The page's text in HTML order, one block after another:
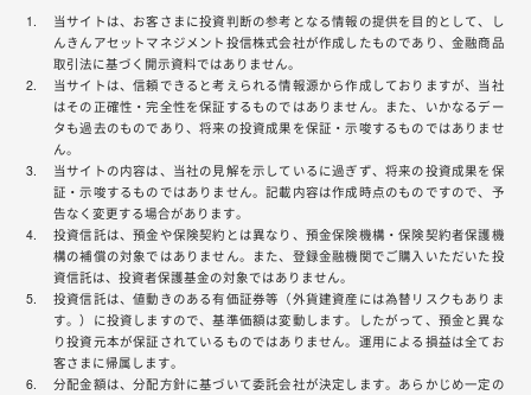
当サイトは、お客さまに投資判断の参考となる情報の提供を目的として、し
んきんアセットマネジメント投信株式会社が作成したものであり、金融商品
取引法に基づく開示資料ではありません。
当サイトは、信頼できると考えられる情報源から作成しておりますが、当社
はその正確性・完全性を保証するものではありません。また、いかなるデー
タも過去のものであり、将来の投資成果を保証・示唆するものではありませ
ん。
当サイトの内容は、当社の見解を示しているに過ぎず、将来の投資成果を保
証・示唆するものではありません。記載内容は作成時点のものですので、予
告なく変更する場合があります。
投資信託は、預金や保険契約とは異なり、預金保険機構・保険契約者保護機
構の補償の対象ではありません。また、登録金融機関でご購入いただいた投
資信託は、投資者保護基金の対象ではありません。
投資信託は、値動きのある有価証券等（外貨建資産には為替リスクもありま
す。）に投資しますので、基準価額は変動します。したがって、預金と異な
り投資元本が保証されているものではありません。運用による損益は全てお
客さまに帰属します。
分配金額は、分配方針に基づいて委託会社が決定します。あらかじめ一定の